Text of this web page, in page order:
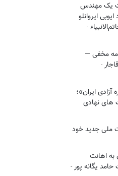
یک مهندس
ایروانلو
مخفی —
ایران»؛
های نهادی
ملی جدید خود
به اهانت